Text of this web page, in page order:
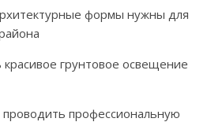
формы нужны для
красивое грунтовое освещение
профессиональную